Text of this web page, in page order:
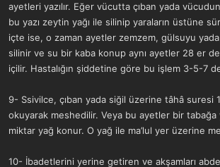
ayetleri yazılır. Eğer vücutta çıban yada
bu yazı zeytin yağı ile silinip yaraların üstüne
içte ise, o zaman ayetler zemzem, gülsuyu
silinir ve su bir kaba konup aynı ayetler 28 er
içilir. Hastalığın şiddetine göre bu işlem 3-5-7
9- Ssivilce, çıban yada siğil üzerine tâhâ suresi
okuyarak meshedilir. Veya bu ayetler bir tabağa
miktar yağ konur. O yağ ile ma’lul yer üzerine
10- İbadetlerini yerine getiren ve akşamları